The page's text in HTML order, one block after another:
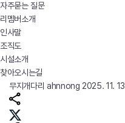
자주묻는 질문
리멤버소개
인사말
조직도
시설소개
찾아오시는길
무지개다리 ahnnong 2025. 11. 13